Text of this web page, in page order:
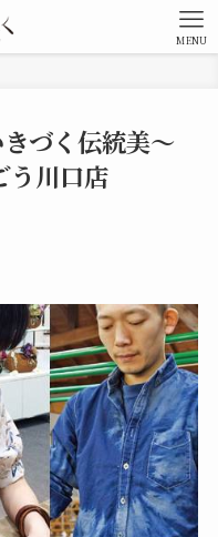
MENU
づく伝統美～
う川口店